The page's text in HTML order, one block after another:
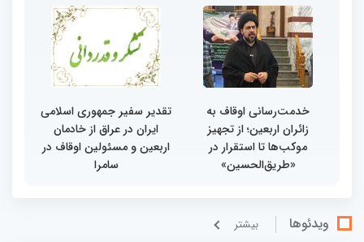
خدمت‌رسانی اوقاف به
زائران اربعین؛ از تجهیز
موکب‌ها تا استقرار در
«طریق‌الحسین»
تقدیر سفیر جمهوری اسلامی
ایران در عراق از خادمان
اربعین و مسئولین اوقاف در
سامرا
ویدئوها بيشتر